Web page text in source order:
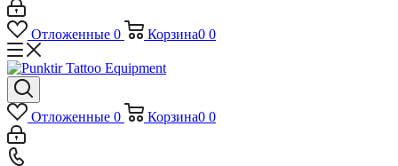
Отложенные 0 Корзина0 0
Отложенные 0 Корзина0 0